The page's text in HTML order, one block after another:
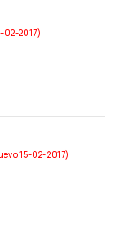
02-2017)
15-02-2017)